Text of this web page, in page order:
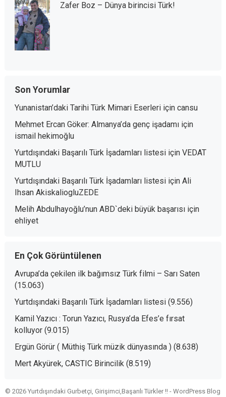
Zafer Boz – Dünya birincisi Türk!
Son Yorumlar
Yunanistan’daki Tarihi Türk Mimari Eserleriiçin cansu
Mehmet Ercan Göker: Almanya’da genç işadamıiçin
ismail hekimoğlu
Yurtdışındaki Başarılı Türk İşadamları listesiiçin VEDAT
MUTLU
Yurtdışındaki Başarılı Türk İşadamları listesiiçin Ali
Ihsan AkiskaliogluZEDE
Melih Abdulhayoğlu’nun ABD`deki büyük başarısıiçin
ehliyet
En Çok Görüntülenen
Avrupa’da çekilen ilk bağımsız Türk filmi – Sarı Saten
(15.063)
Yurtdışındaki Başarılı Türk İşadamları listesi (9.556)
Kamil Yazıcı : Torun Yazıcı, Rusya’da Efes’e fırsat
kolluyor (9.015)
Ergün Görür ( Müthiş Türk müzik dünyasında ) (8.638)
Mert Akyürek, CASTIC Birincilik (8.519)
© 2026 Yurtdışındaki Gurbetçi, Girişimci,Başarılı Türkler !! -WordPress Blog